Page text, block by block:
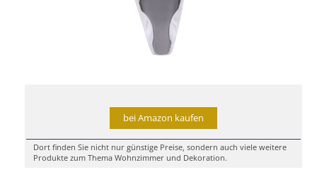
bei Amazon kaufen
Dort finden Sie nicht nur günstige Preise, sondern auch viele weitere
Produkte zum Thema Wohnzimmer und Dekoration.